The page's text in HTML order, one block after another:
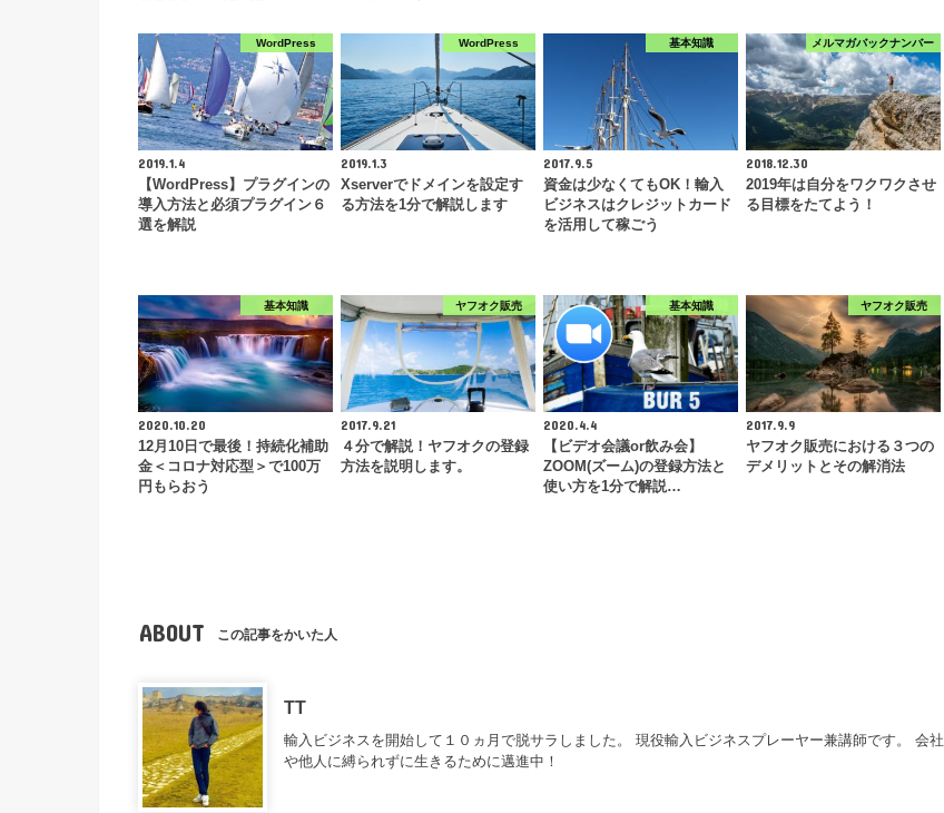
WordPress
2019.1.4
【WordPress】プラグインの
導入方法と必須プラグイン６
選を解説
WordPress
2019.1.3
Xserverでドメインを設定す
る方法を1分で解説します
基本知識
2017.9.5
資金は少なくてもOK！輸入
ビジネスはクレジットカード
を活用して稼ごう
メルマガバックナンバー
2018.12.30
2019年は自分をワクワクさせ
る目標をたてよう！
基本知識
2020.10.20
12月10日で最後！持続化補助
金＜コロナ対応型＞で100万
円もらおう
ヤフオク販売
2017.9.21
４分で解説！ヤフオクの登録
方法を説明します。
基本知識
2020.4.4
【ビデオ会議or飲み会】
ZOOM(ズーム)の登録方法と
使い方を1分で解説…
ヤフオク販売
2017.9.9
ヤフオク販売における３つの
デメリットとその解消法
ABOUT この記事をかいた人
TT
輸入ビジネスを開始して１０ヵ月で脱サラしました。 現役輸入ビジネスプレーヤー兼講師です。 会社
や他人に縛られずに生きるために邁進中！